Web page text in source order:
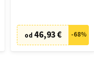
od 46,93 € -68%